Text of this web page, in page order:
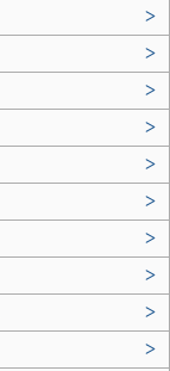
>
>
>
>
>
>
>
>
>
>